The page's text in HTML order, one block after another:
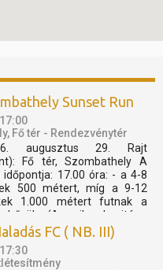
Sunset Run
Fő tér - Rendezvénytér
augusztus 29. Rajt
Fő tér, Szombathely A
17.00 óra: - a 4-8
500 métert, míg a 9-12
1.000 métert futnak a
(Amerika kapitány,
Venom) műsorát, és a velük
követően....
FC ( NB. III)